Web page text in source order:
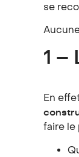
se
1 –
En
faire le